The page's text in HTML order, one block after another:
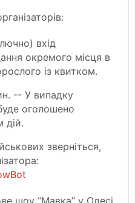
вхід
окремого місця в
із квитком.
-- У випадку
оголошено
дій.
зверніться,
шоу “Мавка” у Одесі,